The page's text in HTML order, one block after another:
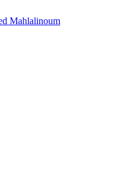
Mahlalinoum